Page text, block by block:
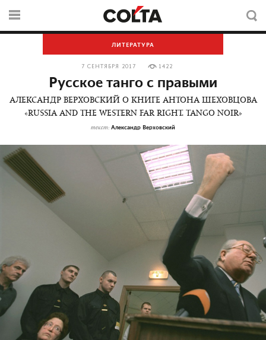
ЛИТЕРАТУРА
7 СЕНТЯБРЯ 2017 1422
Русское танго с правыми
АЛЕКСАНДР ВЕРХОВСКИЙ О КНИГЕ АНТОНА ШЕХОВЦОВА
«RUSSIA AND THE WESTERN FAR RIGHT. TANGO NOIR»
текст: Александр Верховский